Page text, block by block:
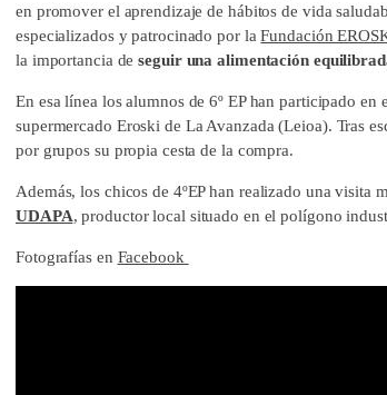
en promover el aprendizaje de hábitos de vida
especializados y patrocinado por laFundación
la importancia deseguir una alimentación
En esa línea los alumnos de 6º EP han participado en
supermercado Eroski de La Avanzada (Leioa). Tras
por grupos su propia cesta de la compra.
Además, los chicos de 4ºEP han realizado una visita
UDAPA, productor local situado en el polígono
Fotografías en Facebook